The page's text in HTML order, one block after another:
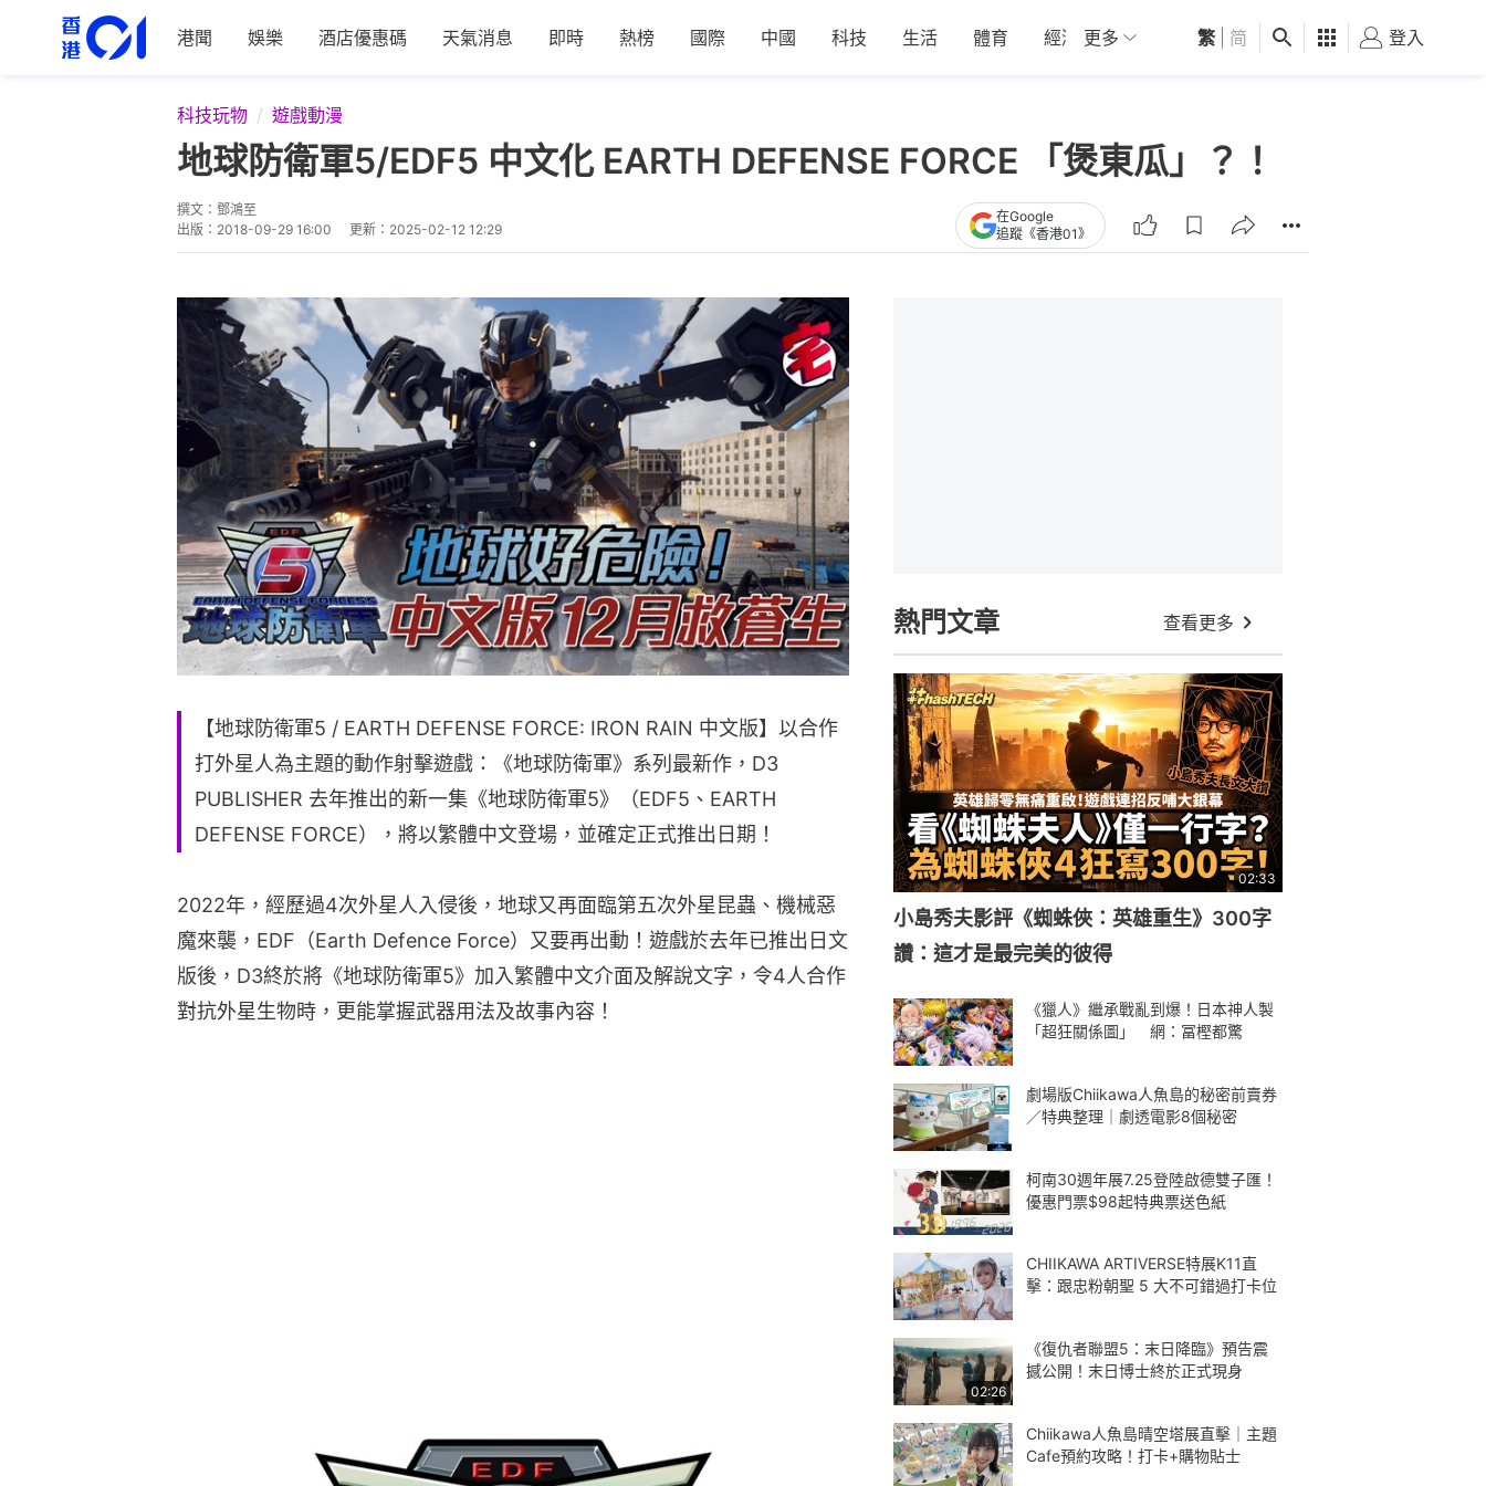
港聞 娛樂 酒店優惠碼 天氣消息 即時 熱榜 國際 中國 科技 生活 體育 經濟 01深圳 觀點 健康 好食玩飛
更多 繁 简 登入
科技玩物 遊戲動漫
地球防衛軍5/EDF5 中文化 EARTH DEFENSE FORCE 「煲東瓜」？！
撰文： 鄧鴻至
出版： 2018-09-29 16:00 更新： 2025-02-12 12:29
在Google
追蹤《香港01》
【地球防衛軍5 / EARTH DEFENSE FORCE: IRON RAIN 中文版】以合作
打外星人為主題的動作射擊遊戲：《地球防衛軍》系列最新作，D3
PUBLISHER 去年推出的新一集《地球防衛軍5》（EDF5、EARTH
DEFENSE FORCE），將以繁體中文登場，並確定正式推出日期！
2022年，經歷過4次外星人入侵後，地球又再面臨第五次外星昆蟲、機械惡
魔來襲，EDF（Earth Defence Force）又要再出動！遊戲於去年已推出日文
版後，D3終於將《地球防衛軍5》加入繁體中文介面及解說文字，令4人合作
對抗外星生物時，更能掌握武器用法及故事內容！
熱門文章 查看更多
02:33
小島秀夫影評《蜘蛛俠：英雄重生》300字
讚：這才是最完美的彼得
《獵人》繼承戰亂到爆！日本神人製
「超狂關係圖」 網：冨樫都驚
劇場版Chiikawa人魚島的秘密前賣券
／特典整理｜劇透電影8個秘密
柯南30週年展7.25登陸啟德雙子匯！
優惠門票$98起特典票送色紙
CHIIKAWA ARTIVERSE特展K11直
擊：跟忠粉朝聖 5 大不可錯過打卡位
02:26
《復仇者聯盟5：末日降臨》預告震
撼公開！末日博士終於正式現身
Chiikawa人魚島晴空塔展直擊｜主題
Cafe預約攻略！打卡+購物貼士